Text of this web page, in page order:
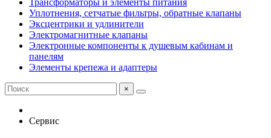
Трансформаторы и элементы питания
Уплотнения, сетчатые фильтры, обратные клапаны
Эксцентрики и удлинители
Электромагнитные клапаны
Электронные компоненты к душевым кабинам и
панелям
Элементы крепежа и адаптеры
×
Сервис